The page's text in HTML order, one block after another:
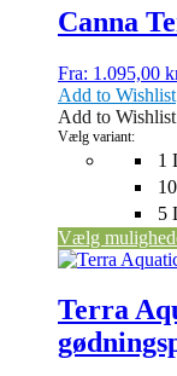
Canna
Fra: 1.095,00
1
5
Vælg variant:
Vælg
har
flere
Mulighederne
kan
vælges
på
varesiden
Add to Wishlist
Add to Wishlist
Terra
Dette
har
flere
varianter.